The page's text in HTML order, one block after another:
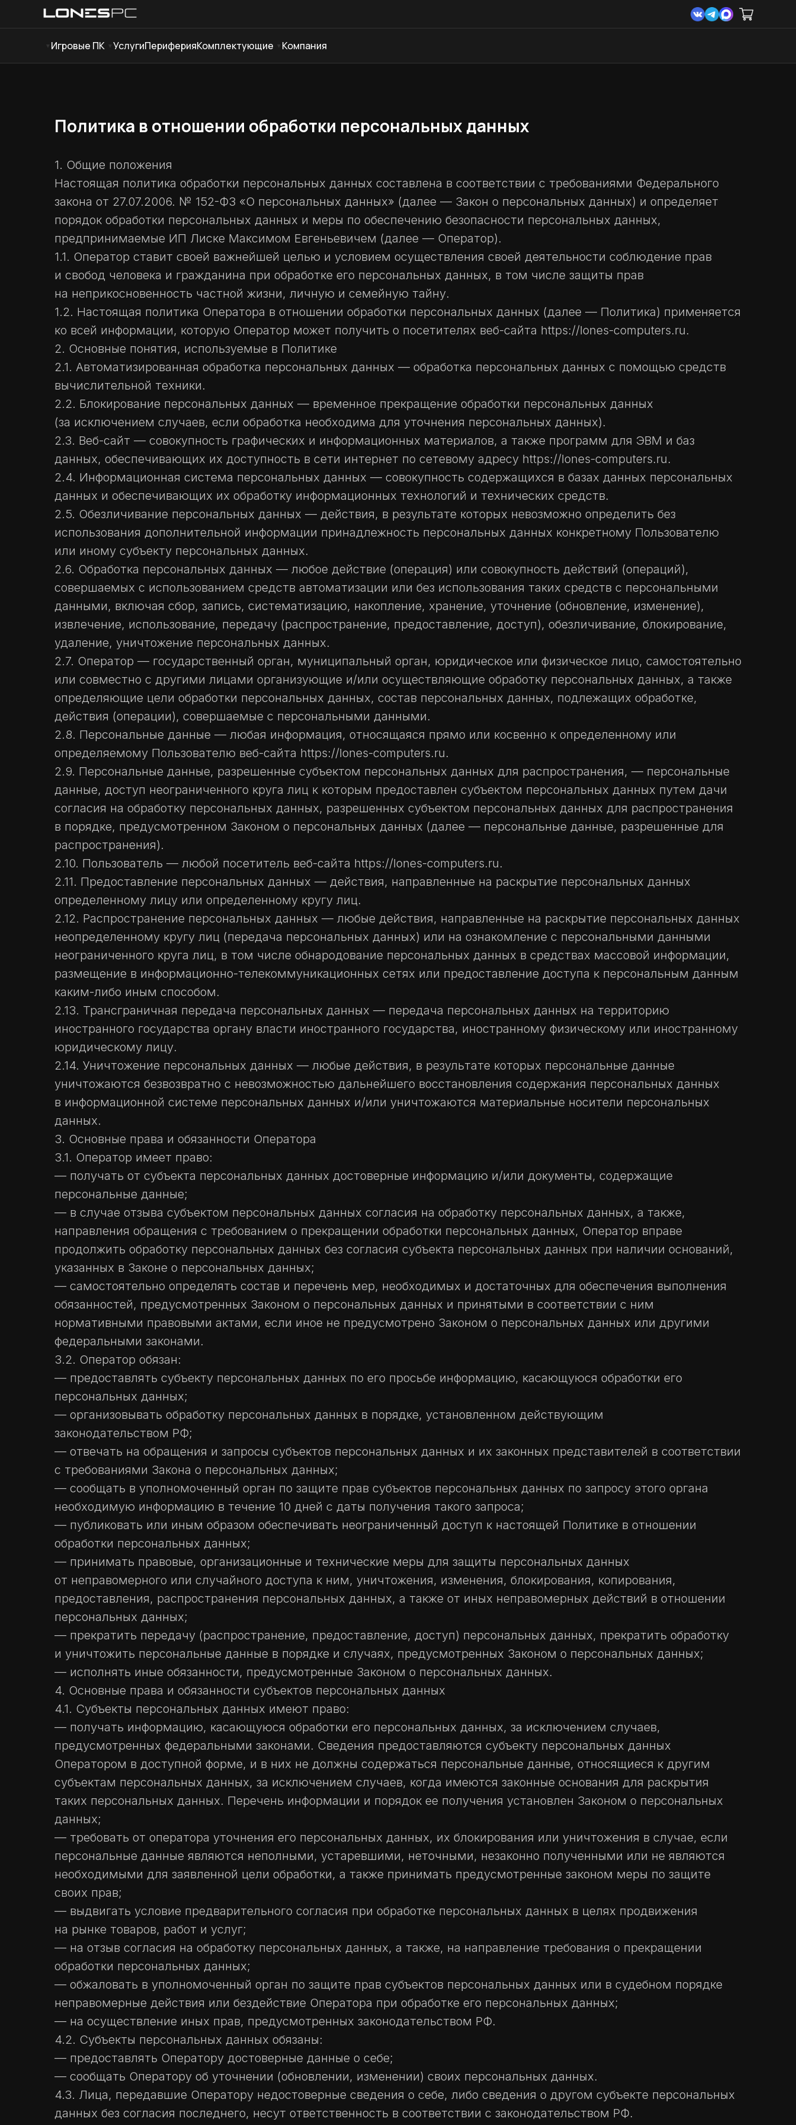
Игровые ПК УслугиПериферияКомплектующие Компания
Политика в отношении обработки персональных данных
1. Общие положения
Настоящая политика обработки персональных данных составлена в соответствии с требованиями Федерального
закона от 27.07.2006. № 152-ФЗ «О персональных данных» (далее — Закон о персональных данных) и определяет
порядок обработки персональных данных и меры по обеспечению безопасности персональных данных,
предпринимаемые ИП Лиске Максимом Евгеньевичем (далее — Оператор).
1.1. Оператор ставит своей важнейшей целью и условием осуществления своей деятельности соблюдение прав
и свобод человека и гражданина при обработке его персональных данных, в том числе защиты прав
на неприкосновенность частной жизни, личную и семейную тайну.
1.2. Настоящая политика Оператора в отношении обработки персональных данных (далее — Политика) применяется
ко всей информации, которую Оператор может получить о посетителях веб-сайта https://lones-computers.ru.
2. Основные понятия, используемые в Политике
2.1. Автоматизированная обработка персональных данных — обработка персональных данных с помощью средств
вычислительной техники.
2.2. Блокирование персональных данных — временное прекращение обработки персональных данных
(за исключением случаев, если обработка необходима для уточнения персональных данных).
2.3. Веб-сайт — совокупность графических и информационных материалов, а также программ для ЭВМ и баз
данных, обеспечивающих их доступность в сети интернет по сетевому адресу https://lones-computers.ru.
2.4. Информационная система персональных данных — совокупность содержащихся в базах данных персональных
данных и обеспечивающих их обработку информационных технологий и технических средств.
2.5. Обезличивание персональных данных — действия, в результате которых невозможно определить без
использования дополнительной информации принадлежность персональных данных конкретному Пользователю
или иному субъекту персональных данных.
2.6. Обработка персональных данных — любое действие (операция) или совокупность действий (операций),
совершаемых с использованием средств автоматизации или без использования таких средств с персональными
данными, включая сбор, запись, систематизацию, накопление, хранение, уточнение (обновление, изменение),
извлечение, использование, передачу (распространение, предоставление, доступ), обезличивание, блокирование,
удаление, уничтожение персональных данных.
2.7. Оператор — государственный орган, муниципальный орган, юридическое или физическое лицо, самостоятельно
или совместно с другими лицами организующие и/или осуществляющие обработку персональных данных, а также
определяющие цели обработки персональных данных, состав персональных данных, подлежащих обработке,
действия (операции), совершаемые с персональными данными.
2.8. Персональные данные — любая информация, относящаяся прямо или косвенно к определенному или
определяемому Пользователю веб-сайта https://lones-computers.ru.
2.9. Персональные данные, разрешенные субъектом персональных данных для распространения, — персональные
данные, доступ неограниченного круга лиц к которым предоставлен субъектом персональных данных путем дачи
согласия на обработку персональных данных, разрешенных субъектом персональных данных для распространения
в порядке, предусмотренном Законом о персональных данных (далее — персональные данные, разрешенные для
распространения).
2.10. Пользователь — любой посетитель веб-сайта https://lones-computers.ru.
2.11. Предоставление персональных данных — действия, направленные на раскрытие персональных данных
определенному лицу или определенному кругу лиц.
2.12. Распространение персональных данных — любые действия, направленные на раскрытие персональных данных
неопределенному кругу лиц (передача персональных данных) или на ознакомление с персональными данными
неограниченного круга лиц, в том числе обнародование персональных данных в средствах массовой информации,
размещение в информационно-телекоммуникационных сетях или предоставление доступа к персональным данным
каким-либо иным способом.
2.13. Трансграничная передача персональных данных — передача персональных данных на территорию
иностранного государства органу власти иностранного государства, иностранному физическому или иностранному
юридическому лицу.
2.14. Уничтожение персональных данных — любые действия, в результате которых персональные данные
уничтожаются безвозвратно с невозможностью дальнейшего восстановления содержания персональных данных
в информационной системе персональных данных и/или уничтожаются материальные носители персональных
данных.
3. Основные права и обязанности Оператора
3.1. Оператор имеет право:
— получать от субъекта персональных данных достоверные информацию и/или документы, содержащие
персональные данные;
— в случае отзыва субъектом персональных данных согласия на обработку персональных данных, а также,
направления обращения с требованием о прекращении обработки персональных данных, Оператор вправе
продолжить обработку персональных данных без согласия субъекта персональных данных при наличии оснований,
указанных в Законе о персональных данных;
— самостоятельно определять состав и перечень мер, необходимых и достаточных для обеспечения выполнения
обязанностей, предусмотренных Законом о персональных данных и принятыми в соответствии с ним
нормативными правовыми актами, если иное не предусмотрено Законом о персональных данных или другими
федеральными законами.
3.2. Оператор обязан:
— предоставлять субъекту персональных данных по его просьбе информацию, касающуюся обработки его
персональных данных;
— организовывать обработку персональных данных в порядке, установленном действующим
законодательством РФ;
— отвечать на обращения и запросы субъектов персональных данных и их законных представителей в соответствии
с требованиями Закона о персональных данных;
— сообщать в уполномоченный орган по защите прав субъектов персональных данных по запросу этого органа
необходимую информацию в течение 10 дней с даты получения такого запроса;
— публиковать или иным образом обеспечивать неограниченный доступ к настоящей Политике в отношении
обработки персональных данных;
— принимать правовые, организационные и технические меры для защиты персональных данных
от неправомерного или случайного доступа к ним, уничтожения, изменения, блокирования, копирования,
предоставления, распространения персональных данных, а также от иных неправомерных действий в отношении
персональных данных;
— прекратить передачу (распространение, предоставление, доступ) персональных данных, прекратить обработку
и уничтожить персональные данные в порядке и случаях, предусмотренных Законом о персональных данных;
— исполнять иные обязанности, предусмотренные Законом о персональных данных.
4. Основные права и обязанности субъектов персональных данных
4.1. Субъекты персональных данных имеют право:
— получать информацию, касающуюся обработки его персональных данных, за исключением случаев,
предусмотренных федеральными законами. Сведения предоставляются субъекту персональных данных
Оператором в доступной форме, и в них не должны содержаться персональные данные, относящиеся к другим
субъектам персональных данных, за исключением случаев, когда имеются законные основания для раскрытия
таких персональных данных. Перечень информации и порядок ее получения установлен Законом о персональных
данных;
— требовать от оператора уточнения его персональных данных, их блокирования или уничтожения в случае, если
персональные данные являются неполными, устаревшими, неточными, незаконно полученными или не являются
необходимыми для заявленной цели обработки, а также принимать предусмотренные законом меры по защите
своих прав;
— выдвигать условие предварительного согласия при обработке персональных данных в целях продвижения
на рынке товаров, работ и услуг;
— на отзыв согласия на обработку персональных данных, а также, на направление требования о прекращении
обработки персональных данных;
— обжаловать в уполномоченный орган по защите прав субъектов персональных данных или в судебном порядке
неправомерные действия или бездействие Оператора при обработке его персональных данных;
— на осуществление иных прав, предусмотренных законодательством РФ.
4.2. Субъекты персональных данных обязаны:
— предоставлять Оператору достоверные данные о себе;
— сообщать Оператору об уточнении (обновлении, изменении) своих персональных данных.
4.3. Лица, передавшие Оператору недостоверные сведения о себе, либо сведения о другом субъекте персональных
данных без согласия последнего, несут ответственность в соответствии с законодательством РФ.